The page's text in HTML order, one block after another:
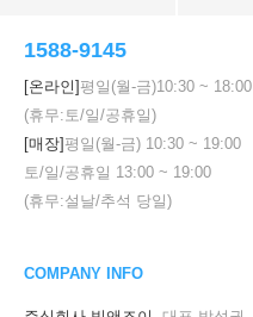
1588-9145
[온라인]평일(월-금)10:30 ~ 18:00
(휴무:토/일/공휴일)
[매장]평일(월-금) 10:30 ~ 19:00
토/일/공휴일 13:00 ~ 19:00
(휴무:설날/추석 당일)
COMPANY INFO